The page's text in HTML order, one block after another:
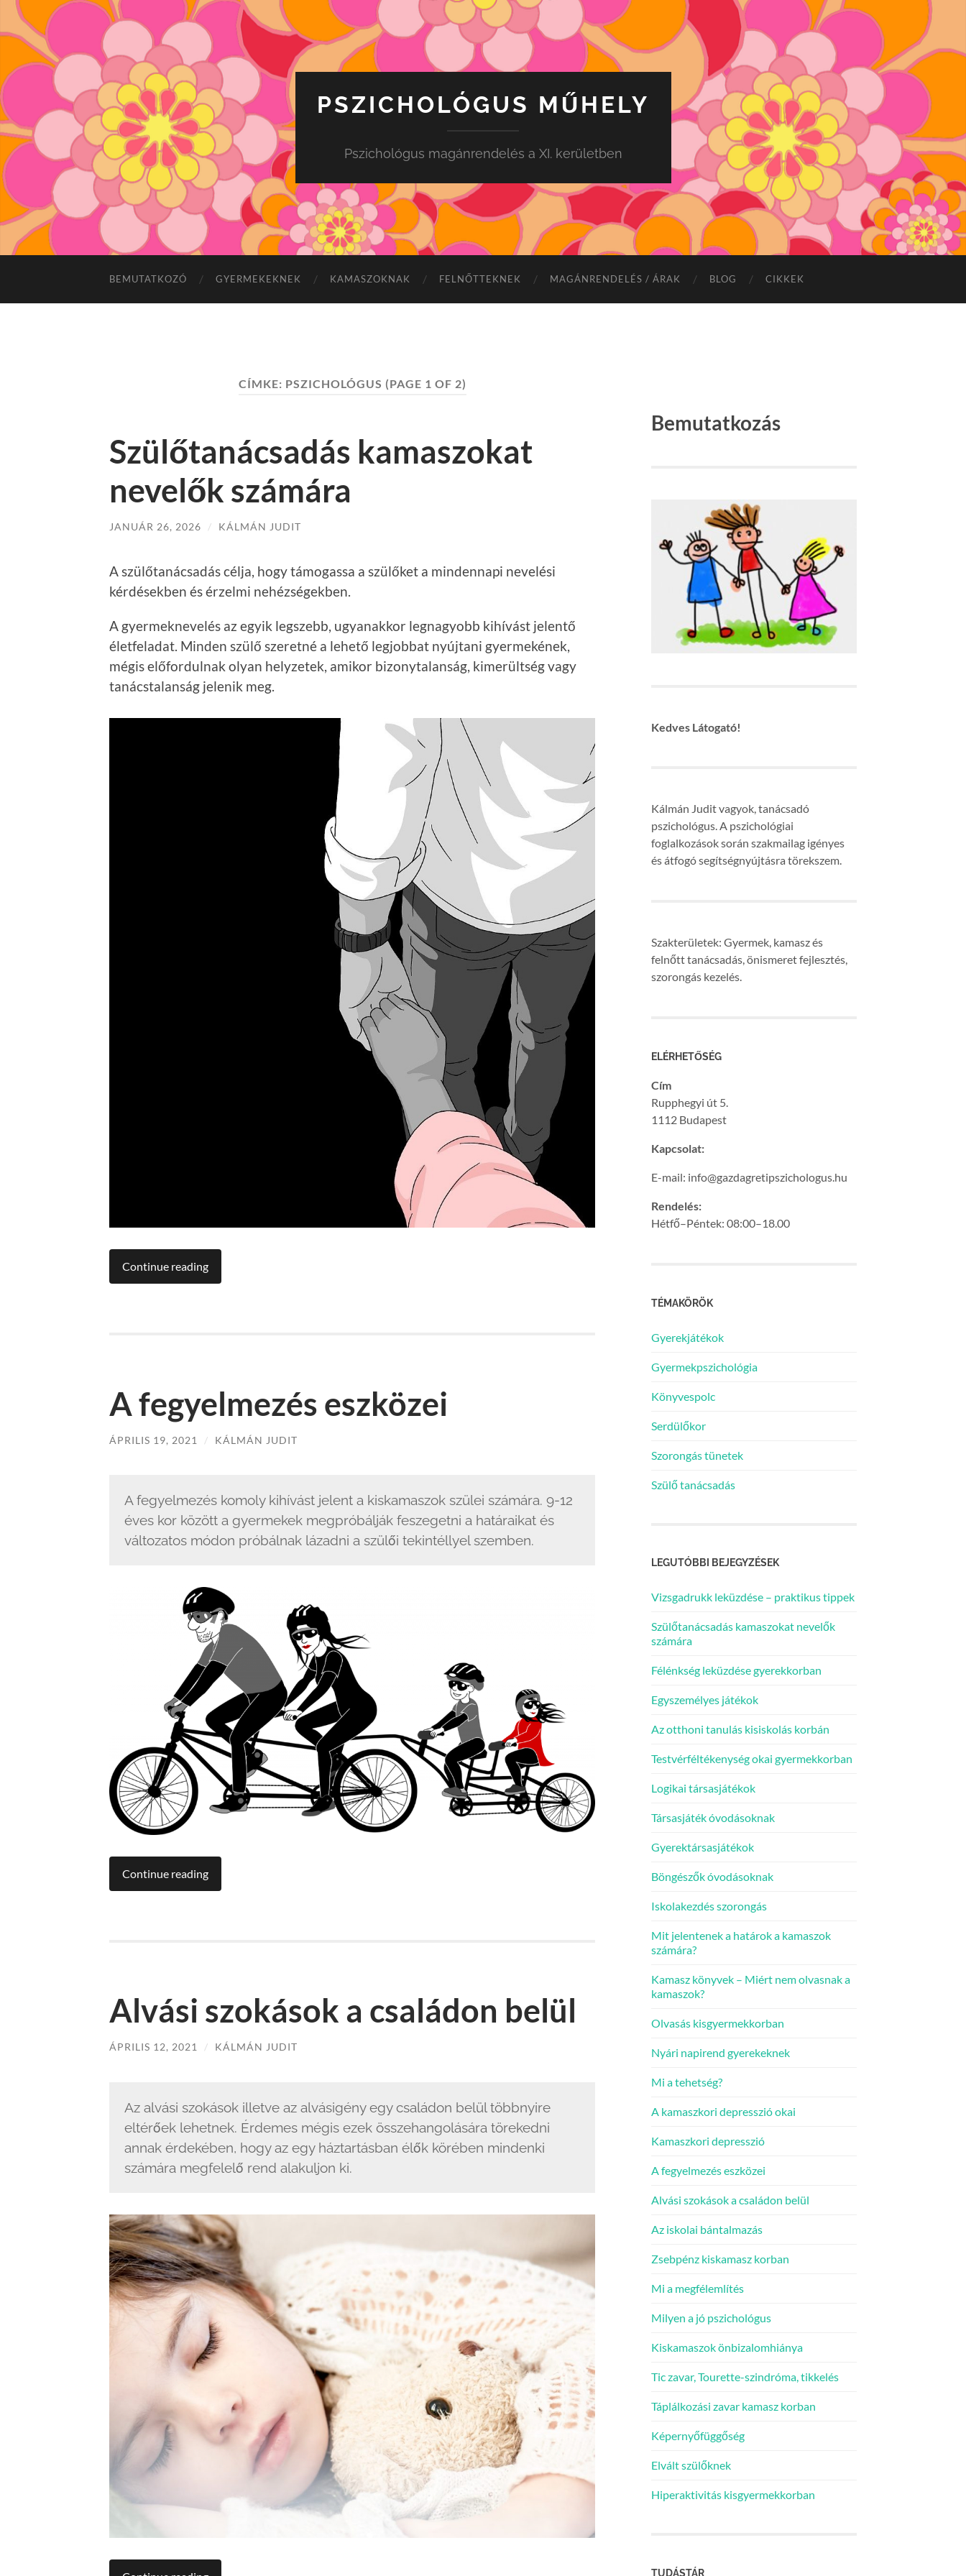
PSZICHOLÓGUS MŰHELY
Pszichológus magánrendelés a XI. kerületben
BEMUTATKOZÓ GYERMEKEKNEK KAMASZOKNAK FELNŐTTEKNEK MAGÁNRENDELÉS / ÁRAK BLOG CIKKEK
CÍMKE: PSZICHOLÓGUS (PAGE 1 OF 2)
Szülőtanácsadás kamaszokat
nevelők számára
JANUÁR 26, 2026 / KÁLMÁN JUDIT
A szülőtanácsadás célja, hogy támogassa a szülőket a mindennapi nevelési
kérdésekben és érzelmi nehézségekben.
A gyermeknevelés az egyik legszebb, ugyanakkor legnagyobb kihívást jelentő
életfeladat. Minden szülő szeretné a lehető legjobbat nyújtani gyermekének,
mégis előfordulnak olyan helyzetek, amikor bizonytalanság, kimerültség vagy
tanácstalanság jelenik meg.
Continue reading
A fegyelmezés eszközei
ÁPRILIS 19, 2021 / KÁLMÁN JUDIT
A fegyelmezés komoly kihívást jelent a kiskamaszok szülei számára. 9-12
éves kor között a gyermekek megpróbálják feszegetni a határaikat és
változatos módon próbálnak lázadni a szülői tekintéllyel szemben.
Continue reading
Alvási szokások a családon belül
ÁPRILIS 12, 2021 / KÁLMÁN JUDIT
Az alvási szokások illetve az alvásigény egy családon belül többnyire
eltérőek lehetnek. Érdemes mégis ezek összehangolására törekedni
annak érdekében, hogy az egy háztartásban élők körében mindenki
számára megfelelő rend alakuljon ki.
Bemutatkozás
Kedves Látogató!
Kálmán Judit vagyok, tanácsadó
pszichológus. A pszichológiai
foglalkozások során szakmailag igényes
és átfogó segítségnyújtásra törekszem.
Szakterületek: Gyermek, kamasz és
felnőtt tanácsadás, önismeret fejlesztés,
szorongás kezelés.
ELÉRHETŐSÉG
Cím
Rupphegyi út 5.
1112 Budapest
Kapcsolat:
E-mail: info@gazdagretipszichologus.hu
Rendelés:
Hétfő–Péntek: 08:00–18.00
TÉMAKÖRÖK
Gyerekjátékok
Gyermekpszichológia
Könyvespolc
Serdülőkor
Szorongás tünetek
Szülő tanácsadás
LEGUTÓBBI BEJEGYZÉSEK
Vizsgadrukk leküzdése – praktikus tippek
Szülőtanácsadás kamaszokat nevelők
számára
Félénkség leküzdése gyerekkorban
Egyszemélyes játékok
Az otthoni tanulás kisiskolás korbán
Testvérféltékenység okai gyermekkorban
Logikai társasjátékok
Társasjáték óvodásoknak
Gyerektársasjátékok
Böngészők óvodásoknak
Iskolakezdés szorongás
Mit jelentenek a határok a kamaszok
számára?
Kamasz könyvek – Miért nem olvasnak a
kamaszok?
Olvasás kisgyermekkorban
Nyári napirend gyerekeknek
Mi a tehetség?
A kamaszkori depresszió okai
Kamaszkori depresszió
A fegyelmezés eszközei
Alvási szokások a családon belül
Az iskolai bántalmazás
Zsebpénz kiskamasz korban
Mi a megfélemlítés
Milyen a jó pszichológus
Kiskamaszok önbizalomhiánya
Tic zavar, Tourette-szindróma, tikkelés
Táplálkozási zavar kamasz korban
Képernyőfüggőség
Elvált szülőknek
Hiperaktivitás kisgyermekkorban
TUDÁSTÁR